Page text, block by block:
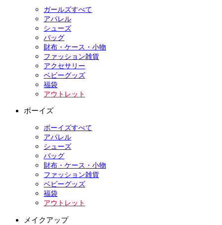
ガールズすべて
アパレル
シューズ
バッグ
財布・ケース・小物
ファッション雑貨
アクセサリー
ベビーグッズ
福袋
アウトレット
ボーイズ
ボーイズすべて
アパレル
シューズ
バッグ
財布・ケース・小物
ファッション雑貨
ベビーグッズ
福袋
アウトレット
メイクアップ